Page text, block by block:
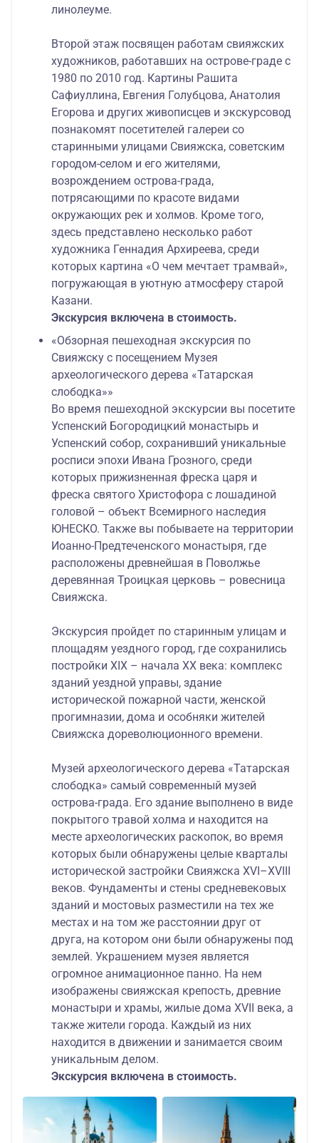
линолеуме.
Второй этаж посвящен работам свияжских
художников, работавших на острове-граде с
1980 по 2010 год. Картины Рашита
Сафиуллина, Евгения Голубцова, Анатолия
Егорова и других живописцев и экскурсовод
познакомят посетителей галереи со
старинными улицами Свияжска, советским
городом-селом и его жителями,
возрождением острова-града,
потрясающими по красоте видами
окружающих рек и холмов. Кроме того,
здесь представлено несколько работ
художника Геннадия Архиреева, среди
которых картина «О чем мечтает трамвай»,
погружающая в уютную атмосферу старой
Казани.
Экскурсия включена в стоимость.
«Обзорная пешеходная экскурсия по
Свияжску с посещением Музея
археологического дерева «Татарская
слободка»»
Во время пешеходной экскурсии вы посетите
Успенский Богородицкий монастырь и
Успенский собор, сохранивший уникальные
росписи эпохи Ивана Грозного, среди
которых прижизненная фреска царя и
фреска святого Христофора с лошадиной
головой – объект Всемирного наследия
ЮНЕСКО. Также вы побываете на территории
Иоанно-Предтеченского монастыря, где
расположены древнейшая в Поволжье
деревянная Троицкая церковь – ровесница
Свияжска.
Экскурсия пройдет по старинным улицам и
площадям уездного город, где сохранились
постройки XIX – начала XX века: комплекс
зданий уездной управы, здание
исторической пожарной части, женской
прогимназии, дома и особняки жителей
Свияжска дореволюционного времени.
Музей археологического дерева «Татарская
слободка» самый современный музей
острова-града. Его здание выполнено в виде
покрытого травой холма и находится на
месте археологических раскопок, во время
которых были обнаружены целые кварталы
исторической застройки Свияжска XVI–XVIII
веков. Фундаменты и стены средневековых
зданий и мостовых разместили на тех же
местах и на том же расстоянии друг от
друга, на котором они были обнаружены под
землей. Украшением музея является
огромное анимационное панно. На нем
изображены свияжская крепость, древние
монастыри и храмы, жилые дома XVII века, а
также жители города. Каждый из них
находится в движении и занимается своим
уникальным делом.
Экскурсия включена в стоимость.